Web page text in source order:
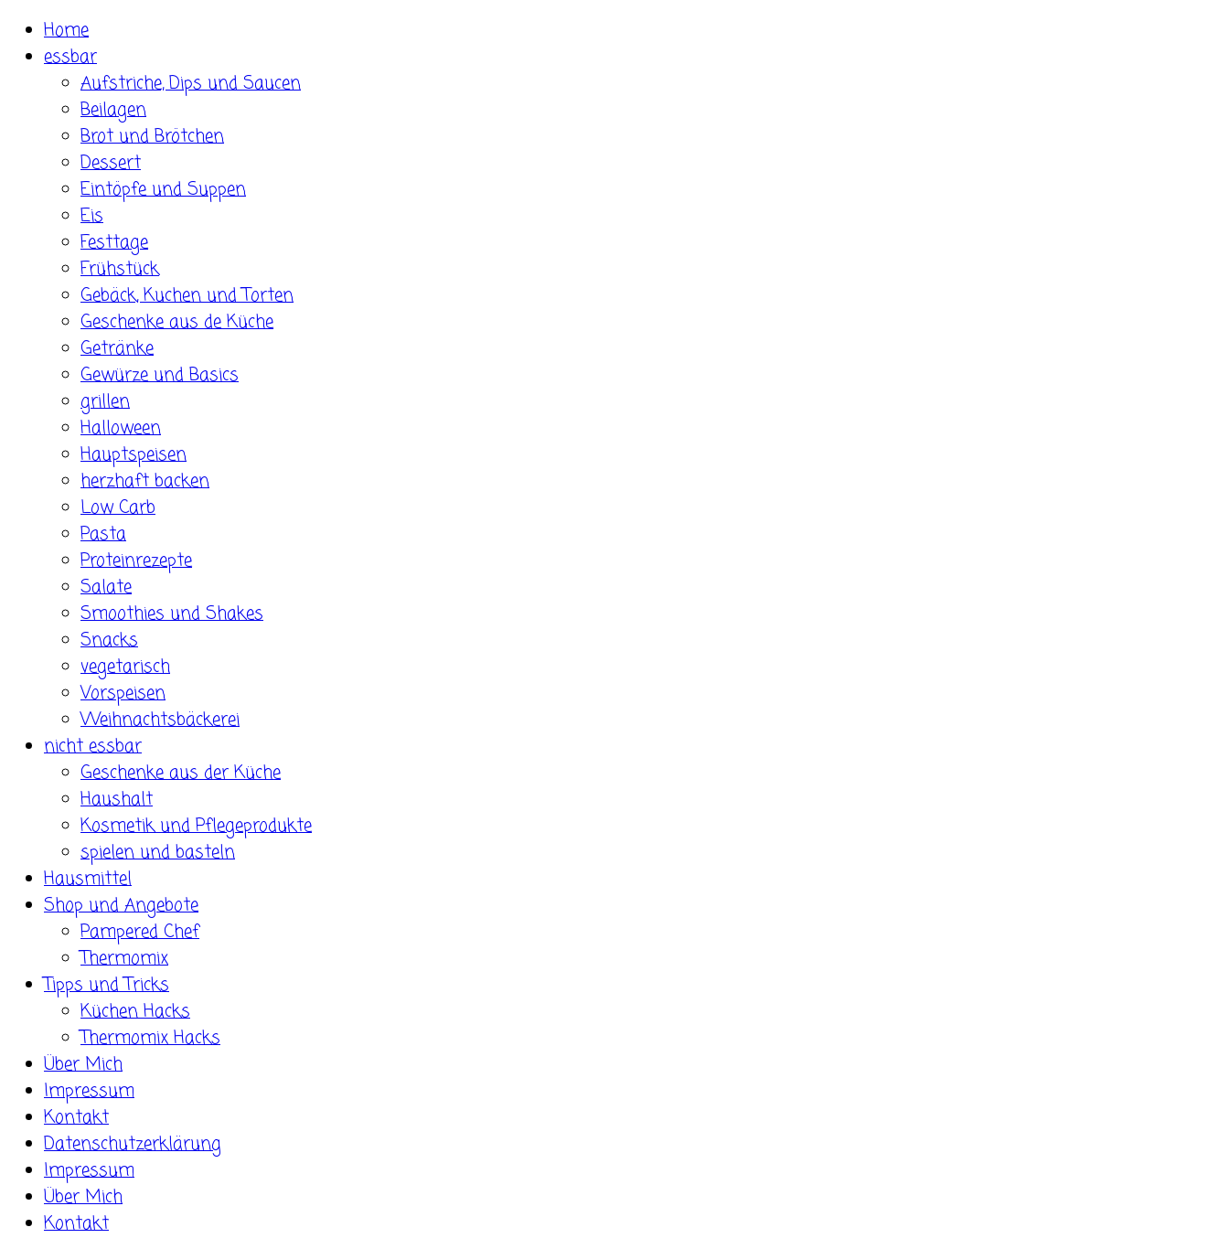
Skip
content
Home
essbar
Aufstriche, Dips und Saucen
Beilagen
Brot und Brötchen
Dessert
Eintöpfe und Suppen
Eis
Festtage
Frühstück
Gebäck, Kuchen und Torten
Geschenke aus de Küche
Getränke
Gewürze und Basics
grillen
Halloween
Hauptspeisen
herzhaft backen
Low Carb
Pasta
Proteinrezepte
Salate
Smoothies und Shakes
Snacks
vegetarisch
Vorspeisen
Weihnachtsbäckerei
nicht essbar
Geschenke aus der Küche
Haushalt
Kosmetik und Pflegeprodukte
spielen und basteln
Hausmittel
Shop und Angebote
Pampered Chef
Thermomix
Tipps und Tricks
Küchen Hacks
Thermomix Hacks
Über Mich
Impressum
Kontakt
Datenschutzerklärung
Impressum
Über Mich
Kontakt